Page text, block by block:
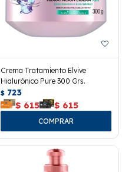
Crema Tratamiento Elvive
Hialurónico Pure 300 Grs.
$ 723
$ 615 $ 615